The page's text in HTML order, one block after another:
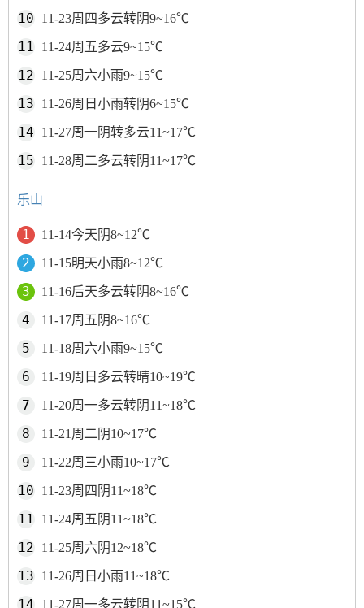
11-23周四多云转阴9~16℃
11-24周五多云9~15℃
11-25周六小雨9~15℃
11-26周日小雨转阴6~15℃
11-27周一阴转多云11~17℃
11-28周二多云转阴11~17℃
乐山
11-14今天阴8~12℃
11-15明天小雨8~12℃
11-16后天多云转阴8~16℃
11-17周五阴8~16℃
11-18周六小雨9~15℃
11-19周日多云转晴10~19℃
11-20周一多云转阴11~18℃
11-21周二阴10~17℃
11-22周三小雨10~17℃
11-23周四阴11~18℃
11-24周五阴11~18℃
11-25周六阴12~18℃
11-26周日小雨11~18℃
11-27周一多云转阴11~15℃